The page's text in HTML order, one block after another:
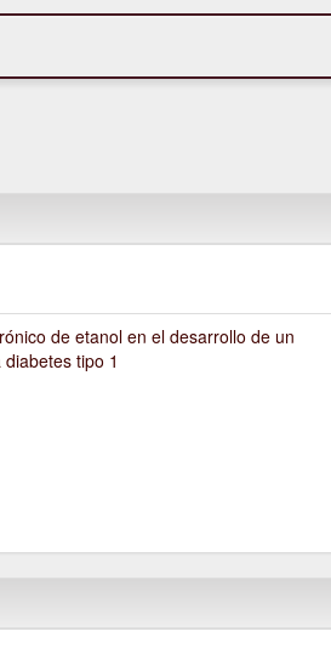
de etanol en el desarrollo de un
tipo 1